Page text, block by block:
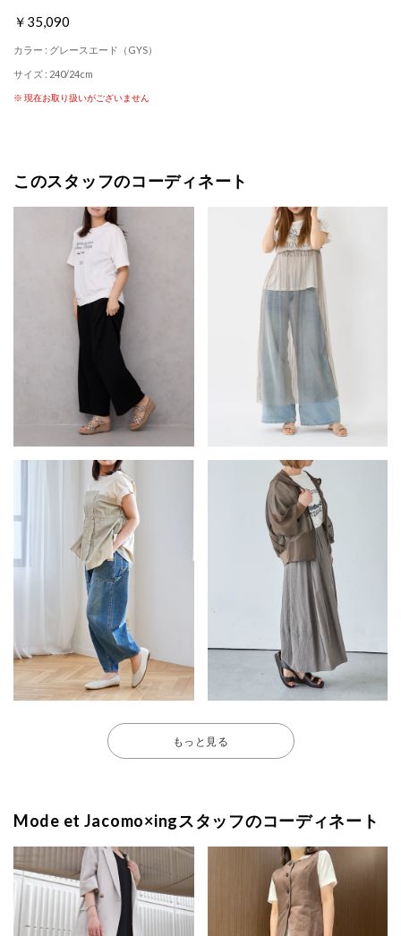
￥35,090
カラー : グレースエード（GYS）
サイズ : 240/24cm
※ 現在お取り扱いがございません
このスタッフのコーディネート
もっと見る
Mode et Jacomo×ingスタッフのコーディネート